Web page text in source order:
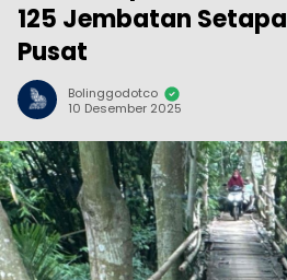
125 Jembatan
Pusat
Bolinggodotco
10 Desember 2025